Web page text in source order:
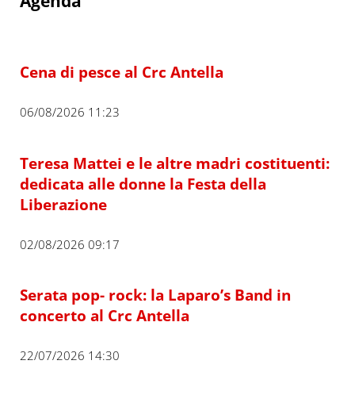
Cena di pesce al Crc Antella
06/08/2026 11:23
Teresa Mattei e le altre madri costituenti:
dedicata alle donne la Festa della
Liberazione
02/08/2026 09:17
Serata pop- rock: la Laparo’s Band in
concerto al Crc Antella
22/07/2026 14:30